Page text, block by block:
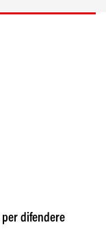
difendere